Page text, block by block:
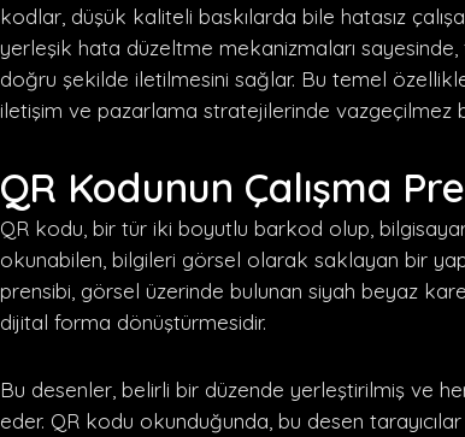
kodlar, düşük kaliteli baskılarda bile hatasız
yerleşik hata düzeltme mekanizmaları
doğru şekilde iletilmesini sağlar. Bu temel
iletişim ve pazarlama stratejilerinde vazgeçilmez
QR Kodunun Çalışma
QR kodu, bir tür iki boyutlu barkod olup,
okunabilen, bilgileri görsel olarak saklayan bir
prensibi, görsel üzerinde bulunan siyah beyaz
dijital forma dönüştürmesidir.
Bu desenler, belirli bir düzende yerleştirilmiş ve
eder. QR kodu okunduğunda, bu desen